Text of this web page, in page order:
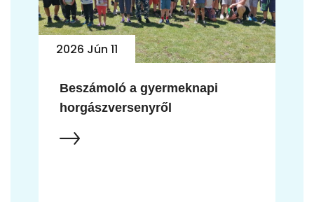
2026 Jún 10
Jubileumi horgászverseny